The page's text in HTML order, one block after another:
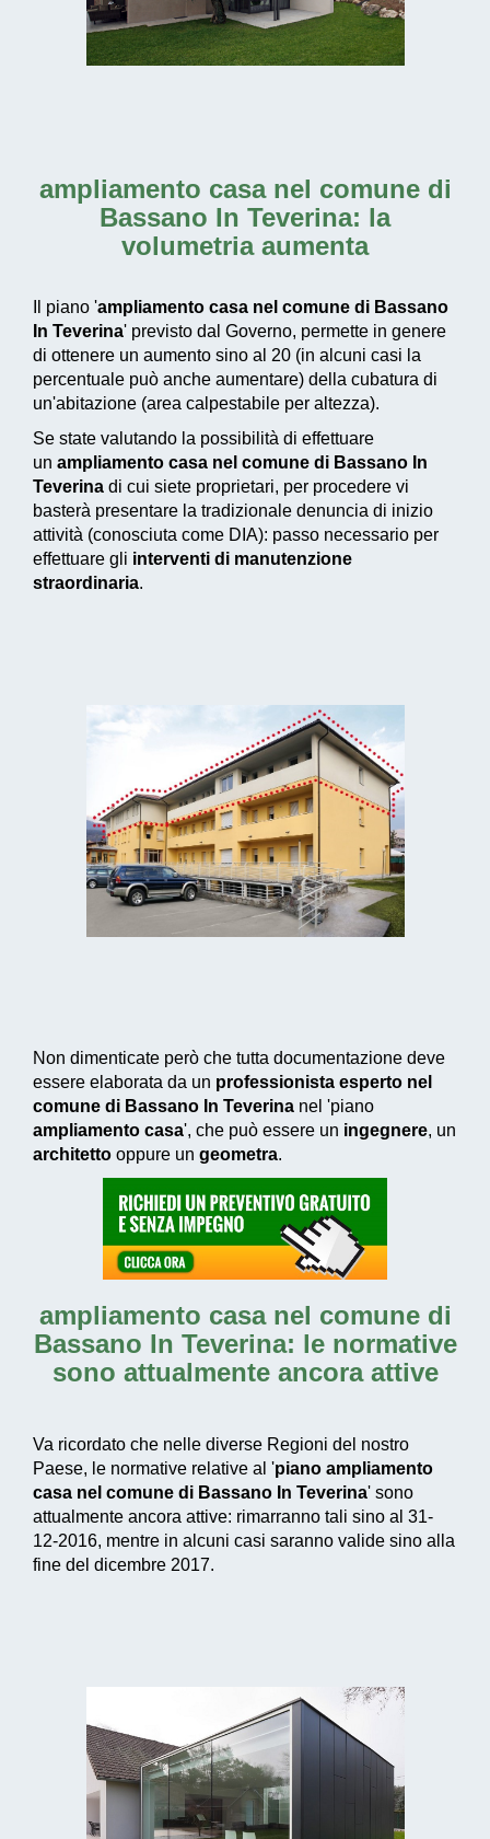
ampliamento casa nel comune di
Bassano In Teverina: la
volumetria aumenta
Il piano 'ampliamento casa nel comune di Bassano
In Teverina' previsto dal Governo, permette in genere
di ottenere un aumento sino al 20 (in alcuni casi la
percentuale può anche aumentare) della cubatura di
un'abitazione (area calpestabile per altezza).
Se state valutando la possibilità di effettuare
un ampliamento casa nel comune di Bassano In
Teverina di cui siete proprietari, per procedere vi
basterà presentare la tradizionale denuncia di inizio
attività (conosciuta come DIA): passo necessario per
effettuare gli interventi di manutenzione
straordinaria.
Non dimenticate però che tutta documentazione deve
essere elaborata da un professionista esperto nel
comune di Bassano In Teverina nel 'piano
ampliamento casa', che può essere un ingegnere, un
architetto oppure un geometra.
ampliamento casa nel comune di
Bassano In Teverina: le normative
sono attualmente ancora attive
Va ricordato che nelle diverse Regioni del nostro
Paese, le normative relative al 'piano ampliamento
casa nel comune di Bassano In Teverina' sono
attualmente ancora attive: rimarranno tali sino al 31-
12-2016, mentre in alcuni casi saranno valide sino alla
fine del dicembre 2017.